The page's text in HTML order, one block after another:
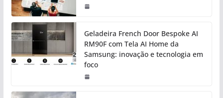
Geladeira French Door Bespoke AI
RM90F com Tela AI Home da
Samsung: inovação e tecnologia em
foco